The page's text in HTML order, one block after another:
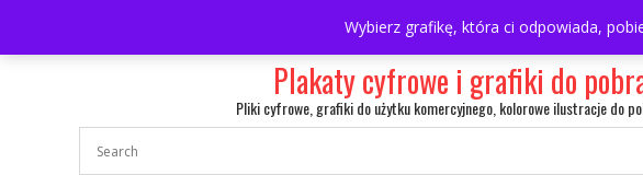
Wybierz grafikę, która ci odpowiada,
content
Plakaty cyfrowe i grafiki do
Pliki cyfrowe, grafiki do użytku komercyjnego, kolorowe ilustracje do